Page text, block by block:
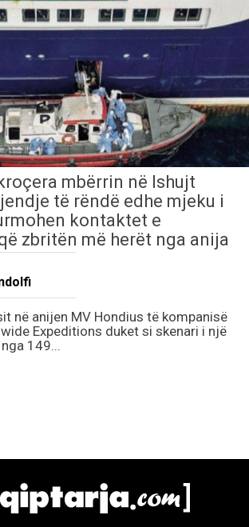
mbërrin në Ishujt
të rëndë edhe mjeku i
kontaktet e
zbritën më herët nga anija
në anijen MV Hondius të kompanisë
Expeditions duket si skenari i një
149...